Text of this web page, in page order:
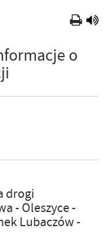
o
drogi
- Oleszyce -
Lubaczów -